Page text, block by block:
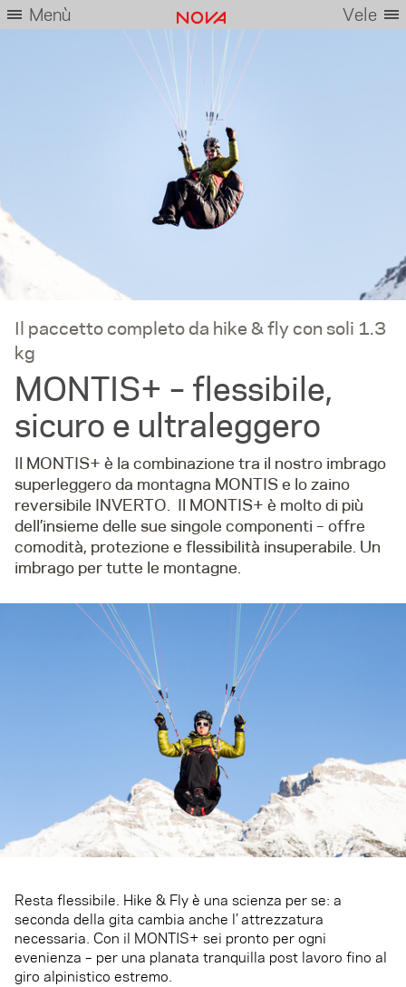
Menù Vele
Il paccetto completo da hike & fly con soli 1.3
kg
MONTIS+ – flessibile,
sicuro e ultraleggero
Il MONTIS+ è la combinazione tra il nostro imbrago
superleggero da montagna MONTIS e lo zaino
reversibile INVERTO. Il MONTIS+ è molto di più
dell’insieme delle sue singole componenti – offre
comodità, protezione e flessibilità insuperabile. Un
imbrago per tutte le montagne.
Resta flessibile. Hike & Fly è una scienza per se: a
seconda della gita cambia anche l’ attrezzatura
necessaria. Con il MONTIS+ sei pronto per ogni
evenienza – per una planata tranquilla post lavoro fino al
giro alpinistico estremo.